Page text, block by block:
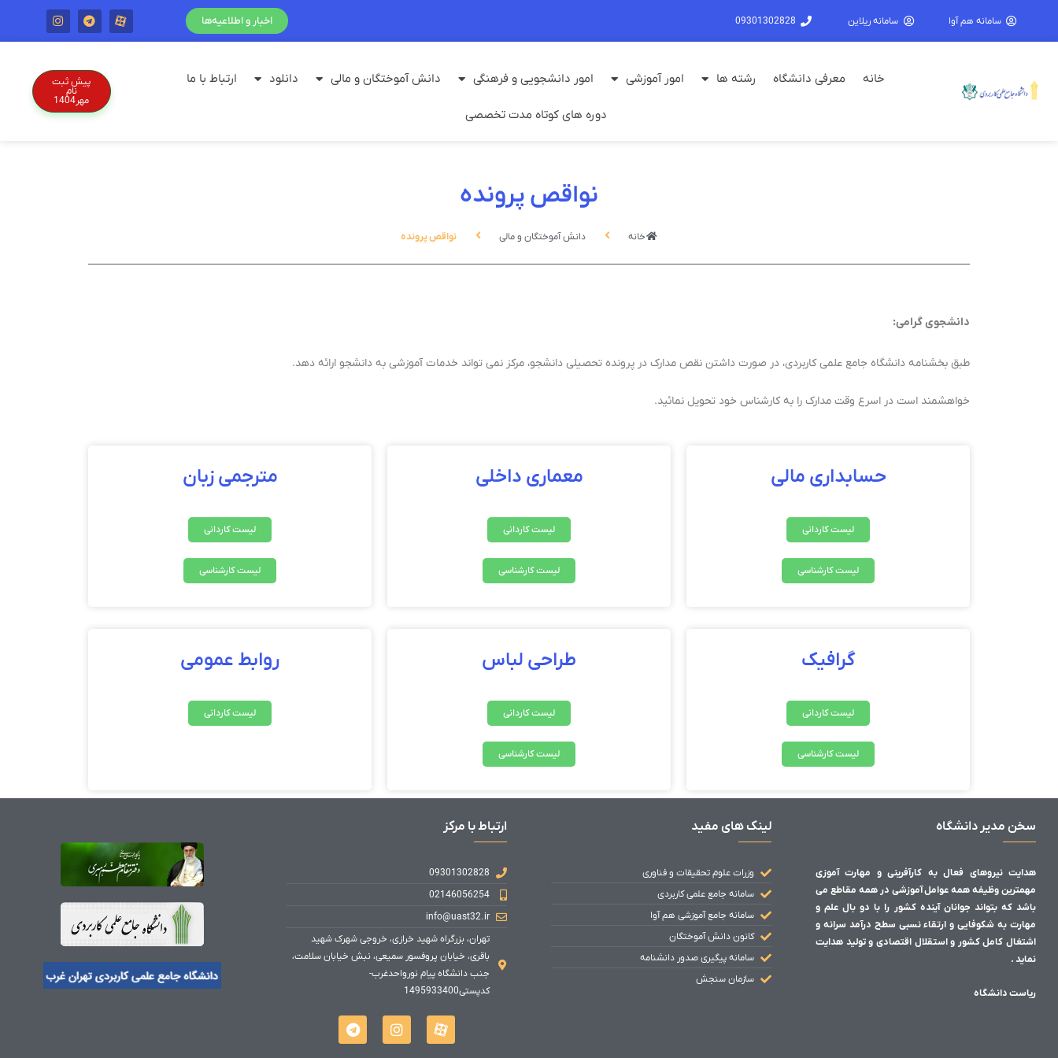
سامانه هم آوا سامانه ریلاین 09301302828 اخبار و اطلاعیه‌ها
خانه معرفی دانشگاه رشته ها امور آموزشی امور دانشجویی و فرهنگی دانش آموختگان و مالی دانلود ارتباط با ما
دوره های کوتاه مدت تخصصی
پیش ثبت
نام
مهر1404
نواقص پرونده
خانه دانش آموختگان و مالی نواقص پرونده
دانشجوی گرامی:
طبق بخشنامه دانشگاه جامع علمی کاربردی، در صورت داشتن نقص مدارک در پرونده تحصیلی دانشجو، مرکز نمی تواند خدمات آموزشی به دانشجو ارائه دهد.
خواهشمند است در اسرع وقت مدارک را به کارشناس خود تحویل نمائید.
حسابداری مالی
لیست کاردانی
لیست کارشناسی
معماری داخلی
لیست کاردانی
لیست کارشناسی
مترجمی زبان
لیست کاردانی
لیست کارشناسی
گرافیک
لیست کاردانی
لیست کارشناسی
طراحی لباس
لیست کاردانی
لیست کارشناسی
روابط عمومی
لیست کاردانی
سخن مدیر دانشگاه
هدایت نیروهای فعال به کارآفرینی و مهارت آموزی
مهمترین وظیفه همه عوامل آموزشی در همه مقاطع می
باشد که بتواند جوانان آینده کشور را با دو بال علم و
مهارت به شکوفایی و ارتقاء نسبی سطح درآمد سرانه و
اشتغال کامل کشور و استقلال اقتصادی و تولید هدایت
نماید .
ریاست دانشگاه
لینک های مفید
وزرات علوم تحقیقات و فناوری
سامانه جامع علمی کاربردی
سامانه جامع آموزشی هم آوا
کانون دانش آموختگان
سامانه پیگیری صدور دانشنامه
سازمان سنجش
ارتباط با مرکز
09301302828
02146056254
info@uast32.ir
تهران، بزرگراه شهید خرازی، خروجی شهرک شهید
باقری، خیابان پروفسور سمیعی، نبش خیابان سلامت،
جنب دانشگاه پیام نورواحدغرب-
کدپستی1495933400